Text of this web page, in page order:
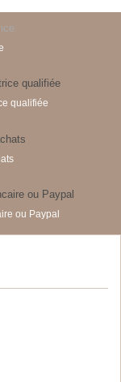
qualifiée
ou Paypal